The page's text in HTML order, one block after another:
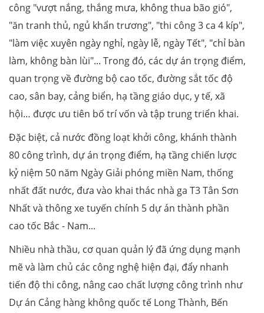
công "vượt nắng, thắng mưa, không thua bão gió",
"ăn tranh thủ, ngủ khẩn trương", "thi công 3 ca 4 kíp",
"làm việc xuyên ngày nghỉ, ngày lễ, ngày Tết", "chỉ bàn
làm, không bàn lùi"... Trong đó, các dự án trọng điểm,
quan trọng về đường bộ cao tốc, đường sắt tốc độ
cao, sân bay, cảng biển, hạ tầng giáo dục, y tế, xã
hội… được ưu tiên bố trí vốn và tập trung triển khai.
Đặc biệt, cả nước đồng loạt khởi công, khánh thành
80 công trình, dự án trọng điểm, hạ tầng chiến lược
kỷ niệm 50 năm Ngày Giải phóng miền Nam, thống
nhất đất nước, đưa vào khai thác nhà ga T3 Tân Sơn
Nhất và thông xe tuyến chính 5 dự án thành phần
cao tốc Bắc - Nam...
Nhiều nhà thầu, cơ quan quản lý đã ứng dụng mạnh
mẽ và làm chủ các công nghệ hiện đại, đẩy nhanh
tiến độ thi công, nâng cao chất lượng công trình như
Dự án Cảng hàng không quốc tế Long Thành, Bến